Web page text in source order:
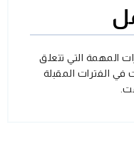
المهمة التي تتعلق
في الفترات المقبلة